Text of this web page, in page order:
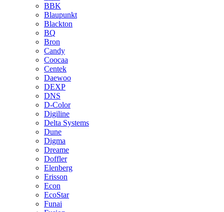
BBK
Blaupunkt
Blackton
BQ
Bron
Candy
Coocaa
Centek
Daewoo
DEXP
DNS
D-Color
Digiline
Delta Systems
Dune
Digma
Dreame
Doffler
Elenberg
Erisson
Econ
EcoStar
Funai